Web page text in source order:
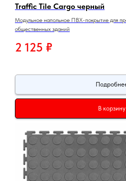
Traffic Tile Cargo черный
Модульное напольное ПВХ-покрытие для
общественных зданий
2 125 ₽
В корзину